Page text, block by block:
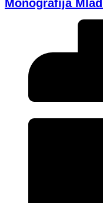
Monografija